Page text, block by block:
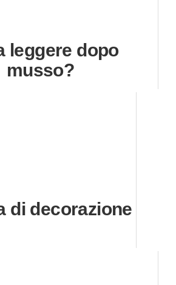
leggere dopo
musso?
di decorazione